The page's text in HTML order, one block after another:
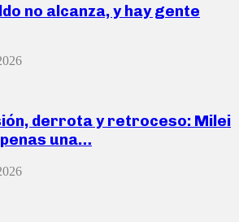
no alcanza, y hay gente
derrota y retroceso: Milei
una…